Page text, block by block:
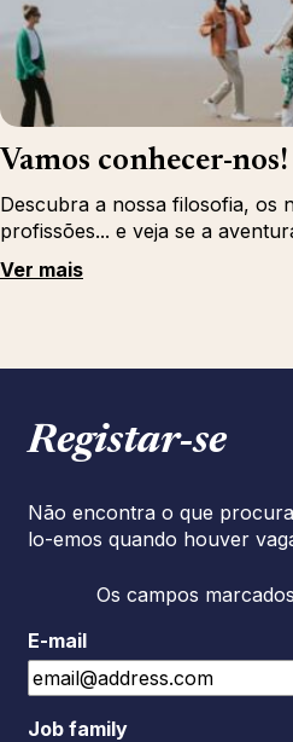
Vamos conhecer-nos!
Descubra a nossa filosofia, os
profissões... e veja se a
Ver mais
Registar‑se
Não encontra o que
lo-emos quando houver
Os campos
E-mail
Job family